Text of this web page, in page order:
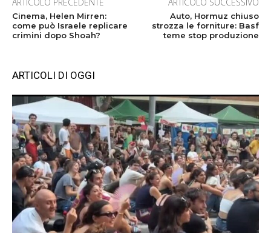
Cinema, Helen Mirren:
come può Israele replicare
crimini dopo Shoah?
Auto, Hormuz chiuso
strozza le forniture: Basf
teme stop produzione
ARTICOLI DI OGGI